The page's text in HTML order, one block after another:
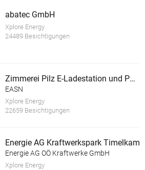
abatec GmbH
Xplore Energy
24489 Besichtigungen
Zimmerei Pilz E-Ladestation und PV Anlage
EASN
Xplore Energy
22659 Besichtigungen
Energie AG Kraftwerkspark Timelkam
Energie AG OÖ Kraftwerke GmbH
Xplore Energy